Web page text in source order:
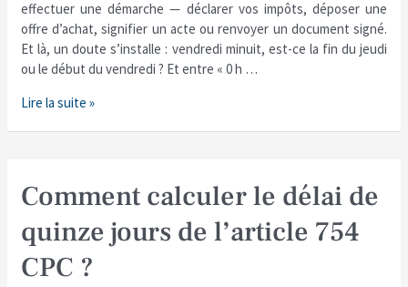
effectuer une démarche — déclarer vos impôts, déposer une
offre d’achat, signifier un acte ou renvoyer un document signé.
Et là, un doute s’installe : vendredi minuit, est-ce la fin du jeudi
ou le début du vendredi ? Et entre « 0 h …
Lire la suite »
Comment calculer le délai de
quinze jours de l’article 754
CPC ?
Comment
calculer
le
délai
de